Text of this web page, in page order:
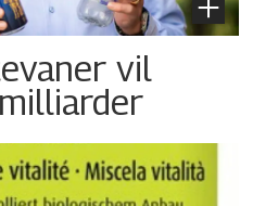
vil